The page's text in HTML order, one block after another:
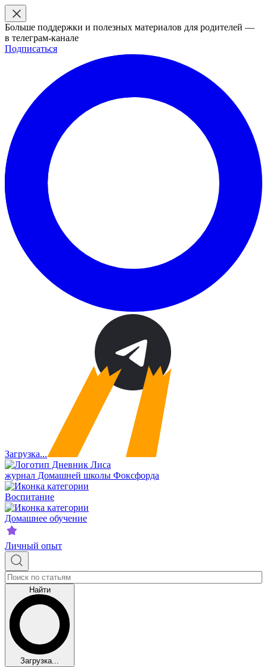
Больше поддержки и полезных материалов для родителей —
в телеграм-канале
Подписаться
Загрузка...
журнал Домашней школы Фоксфорда
Воспитание
Домашнее обучение
Личный опыт
Найти
Загрузка...